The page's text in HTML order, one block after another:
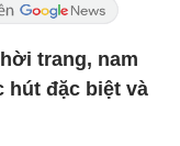
trang, nam
hút đặc biệt và